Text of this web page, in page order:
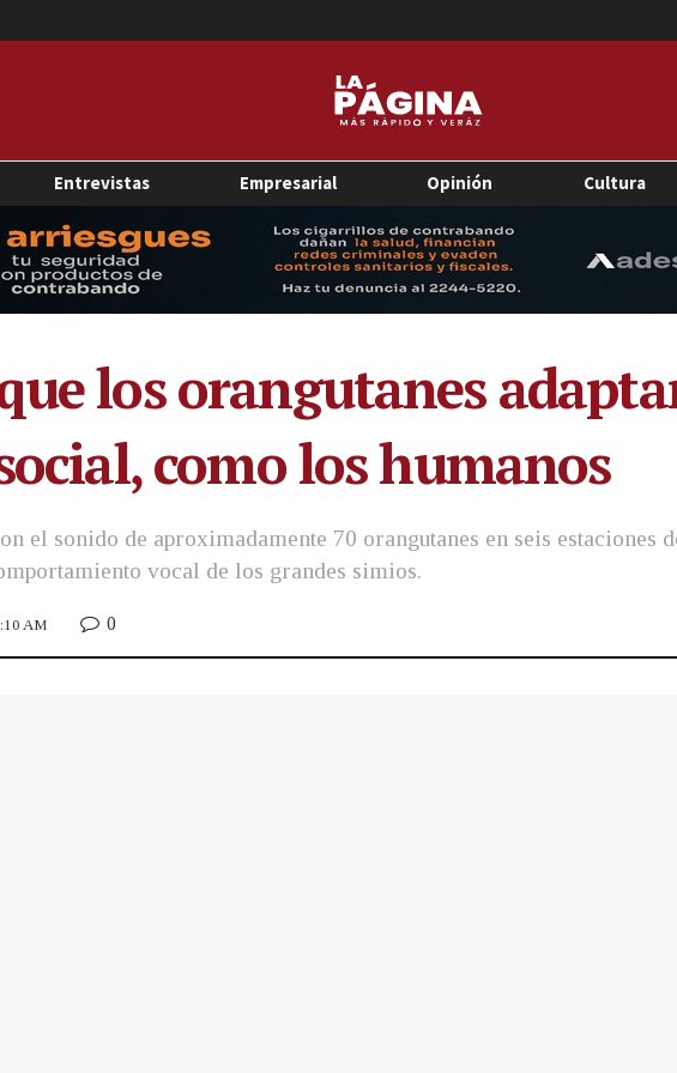
Entrevistas Empresarial Opinión Cultura
los orangutanes
como los humanos
el sonido de aproximadamente 70 orangutanes en seis estaciones
vocal de los grandes simios.
AM 0